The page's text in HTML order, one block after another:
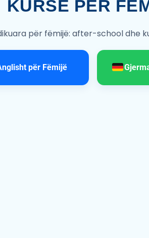
KURSE PËR
për fëmijë: after-school dhe
për Fëmijë